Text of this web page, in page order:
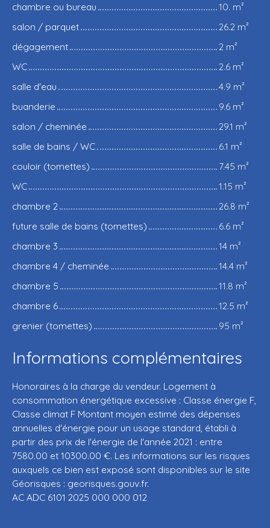
chambre ou bureau
10. m²
salon / parquet
26.2 m²
dégagement
2 m²
WC
2.6 m²
salle d'eau
4.9 m²
buanderie
9.6 m²
salon / cheminée
29.1 m²
salle de bains / WC
6.1 m²
couloir (tomettes)
7.45 m²
WC
1.15 m²
chambre 2
26.8 m²
future salle de bains (tomettes)
6.6 m²
chambre 3
14 m²
chambre 4 / cheminée
14.4 m²
chambre 5
11.8 m²
chambre 6
12.5 m²
grenier (tomettes)
95 m²
Informations complémentaires
Honoraires à la charge du vendeur. Logement à
consommation énergétique excessive : Classe énergie F,
Classe climat F Montant moyen estimé des dépenses
annuelles d'énergie pour un usage standard, établi à
partir des prix de l'énergie de l'année 2021 : entre
7580.00 et 10300.00 €. Les informations sur les risques
auxquels ce bien est exposé sont disponibles sur le site
Géorisques : georisques.gouv.fr.
AC ADC 6101 2025 000 000 012